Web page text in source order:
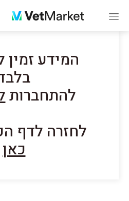
המידע זמין
להתחברות
לחזרה לדף
כאן